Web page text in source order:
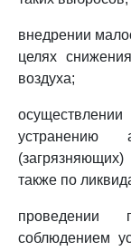
внедрении
целях
воздуха;
устранению
также по
проведении
соблюдением